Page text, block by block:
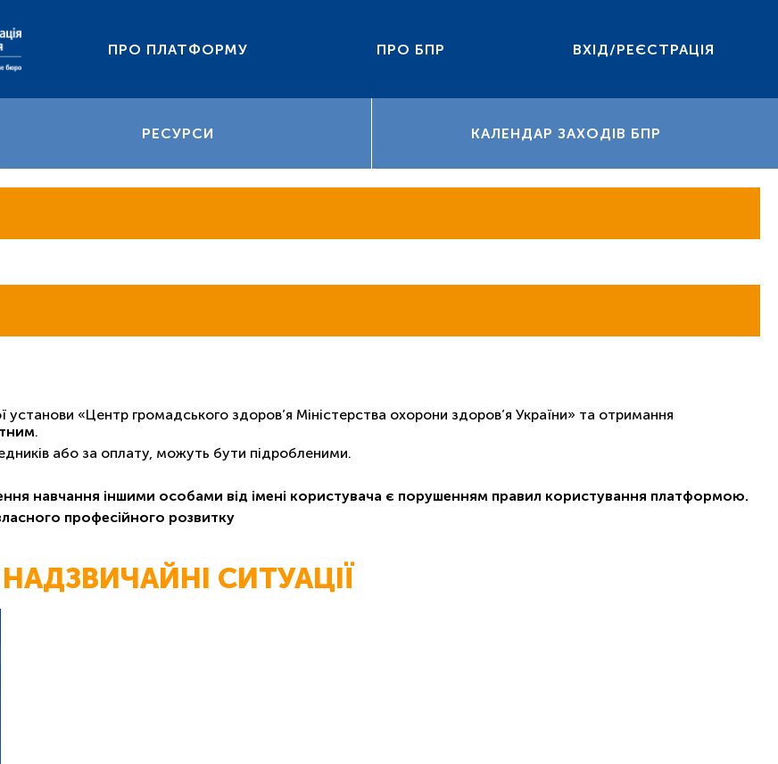
ПРО ПЛАТФОРМУ ПРО БПР ВХІД/РЕЄСТРАЦІЯ
РЕСУРСИ КАЛЕНДАР ЗАХОДІВ БПР
«Центр громадського здоров’я Міністерства охорони здоров’я України» та отримання
.
або за оплату, можуть бути підробленими.
навчання іншими особами від імені користувача є порушенням правил користування платформою.
професійного розвитку
НАДЗВИЧАЙНІ СИТУАЦІЇ